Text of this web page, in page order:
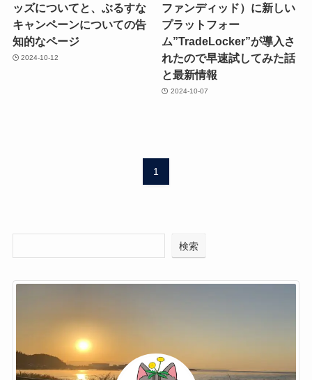
ッズについてと、ぶるすな
キャンペーンについての告
知的なページ
2024-10-12
ファンディッド）に新しい
プラットフォー
ム”TradeLocker”が導入さ
れたので早速試してみた話
と最新情報
2024-10-07
1
検索